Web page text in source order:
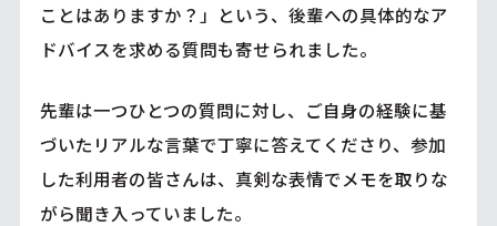
ことはありますか？」という、後輩への具体的なア
ドバイスを求める質問も寄せられました。
先輩は一つひとつの質問に対し、ご自身の経験に基
づいたリアルな言葉で丁寧に答えてくださり、参加
した利用者の皆さんは、真剣な表情でメモを取りな
がら聞き入っていました。